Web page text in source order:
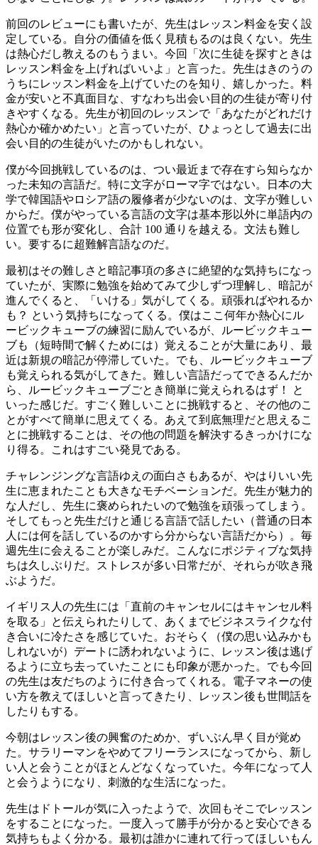
前回のレビューにも書いたが、先生はレッスン料金を安く設
定している。自分の価値を低く見積もるのは良くない。先生
は熱心だし教えるのもうまい。今回「次に生徒を探すときは
レッスン料金を上げればいいよ」と言った。先生はきのうの
うちにレッスン料金を上げていたのを知り、嬉しかった。料
金が安いと不真面目な、すなわち出会い目的の生徒が寄り付
きやすくなる。先生が初回のレッスンで「あなたがどれだけ
熱心か確かめたい」と言っていたが、ひょっとして過去に出
会い目的の生徒がいたのかもしれない。
僕が今回挑戦しているのは、つい最近まで存在すら知らなか
った未知の言語だ。特に文字がローマ字ではない。日本の大
学で韓国語やロシア語の履修者が少ないのは、文字が難しい
からだ。僕がやっている言語の文字は基本形以外に単語内の
位置でも形が変化し、合計 100 通りを越える。文法も難し
い。要するに超難解言語なのだ。
最初はその難しさと暗記事項の多さに絶望的な気持ちになっ
ていたが、実際に勉強を始めてみて少しずつ理解し、暗記が
進んでくると、「いける」気がしてくる。頑張ればやれるか
も？ という気持ちになってくる。僕はここ何年か熱心にル
ービックキューブの練習に励んでいるが、ルービックキュー
ブも（短時間で解くためには）覚えることが大量にあり、最
近は新規の暗記が停滞していた。でも、ルービックキューブ
も覚えられる気がしてきた。難しい言語だってできるんだか
ら、ルービックキューブごとき簡単に覚えられるはず！ と
いった感じだ。すごく難しいことに挑戦すると、その他のこ
とがすべて簡単に思えてくる。あえて到底無理だと思えるこ
とに挑戦することは、その他の問題を解決するきっかけにな
り得る。これはすごい発見である。
チャレンジングな言語ゆえの面白さもあるが、やはりいい先
生に恵まれたことも大きなモチベーションだ。先生が魅力的
な人だし、先生に褒められたいので勉強を頑張ってしまう。
そしてもっと先生だけと通じる言語で話したい（普通の日本
人には何を話しているのかすら分からない言語だから）。毎
週先生に会えることが楽しみだ。こんなにポジティブな気持
ちは久しぶりだ。ストレスが多い日常だが、それらが吹き飛
ぶようだ。
イギリス人の先生には「直前のキャンセルにはキャンセル料
を取る」と伝えられたりして、あくまでビジネスライクな付
き合いに冷たさを感じていた。おそらく（僕の思い込みかも
しれないが）デートに誘われないように、レッスン後は逃げ
るように立ち去っていたことにも印象が悪かった。でも今回
の先生は友だちのように付き合ってくれる。電子マネーの使
い方を教えてほしいと言ってきたり、レッスン後も世間話を
したりもする。
今朝はレッスン後の興奮のためか、ずいぶん早く目が覚め
た。サラリーマンをやめてフリーランスになってから、新し
い人と会うことがほとんどなくなっていた。今年になって人
と会うようになり、刺激的な生活になった。
先生はドトールが気に入ったようで、次回もそこでレッスン
をすることになった。一度入って勝手が分かると安心できる
気持ちもよく分かる。最初は誰かに連れて行ってほしいもん